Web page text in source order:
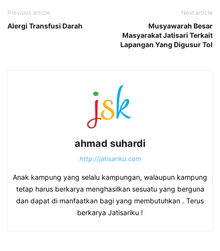
Previous article
Alergi Transfusi Darah
Next article
Musyawarah Besar
Masyarakat Jatisari Terkait
Lapangan Yang Digusur Tol
ahmad suhardi
http://jatisariku.com
Anak kampung yang selalu kampungan, walaupun kampung
tetap harus berkarya menghasilkan sesuatu yang berguna
dan dapat di manfaatkan bagi yang membutuhkan . Terus
berkarya Jatisariku !